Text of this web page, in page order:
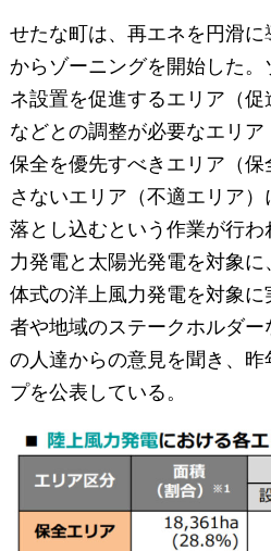
せたな町は、再エネを円滑
からゾーニングを開始した
ネ設置を促進するエリア（
などとの調整が必要なエリ
保全を優先すべきエリア（
さないエリア（不適エリア
落とし込むという作業が行
力発電と太陽光発電を対象
体式の洋上風力発電を対象
者や地域のステークホルダ
の人達からの意見を聞き、
プを公表している。